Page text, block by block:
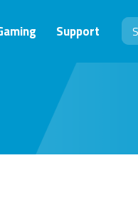
Support